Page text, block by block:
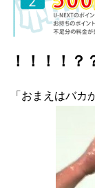
！！！！？
「おまえはバカ